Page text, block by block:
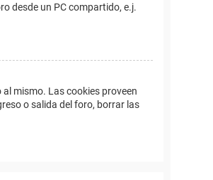
desde un PC compartido, e.j.
mismo. Las cookies proveen
o salida del foro, borrar las